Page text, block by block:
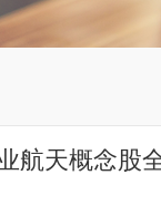
航天概念股